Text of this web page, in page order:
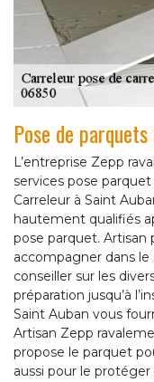
Pose de
L’entreprise Zepp
services pose
Carreleur à Saint
hautement qualifiés
pose parquet. Artisan
accompagner dans
conseiller sur les
préparation jusqu’à
Saint Auban vous
Artisan Zepp
propose le parquet
aussi pour le